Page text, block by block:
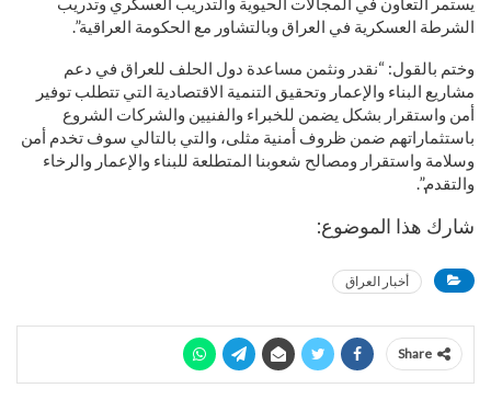
الشرطة العسكرية في العراق وبالتشاور مع الحكومة العراقية”.
وختم بالقول: “نقدر ونثمن مساعدة دول الحلف للعراق في دعم
مشاريع البناء والإعمار وتحقيق التنمية الاقتصادية التي تتطلب توفير
أمن واستقرار بشكل يضمن للخبراء والفنيين والشركات الشروع
باستثماراتهم ضمن ظروف أمنية مثلى، والتي بالتالي سوف تخدم أمن
وسلامة واستقرار ومصالح شعوبنا المتطلعة للبناء والإعمار والرخاء
والتقدم.”.
شارك هذا الموضوع:
أخبار العراق
Share